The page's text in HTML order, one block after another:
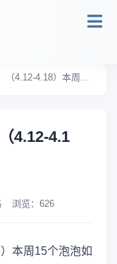
4.18）本周15个泡泡
4.12-4.1
浏览： 626
本周15个泡泡如